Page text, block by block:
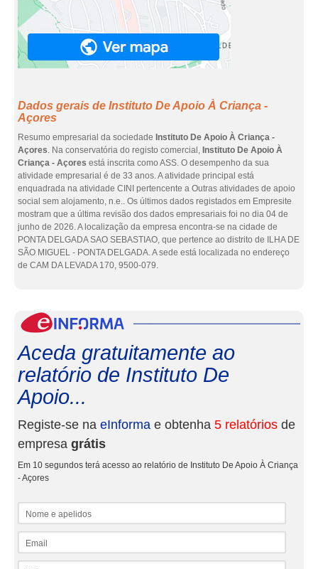
Dados gerais de Instituto De Apoio À Criança -
Açores
Resumo empresarial da sociedade Instituto De Apoio À Criança -
Açores. Na conservatória do registo comercial, Instituto De Apoio À
Criança - Açores está inscrita como ASS. O desempenho da sua
atividade empresarial é de 33 anos. A atividade principal está
enquadrada na atividade CINI pertencente a Outras atividades de apoio
social sem alojamento, n.e.. Os últimos dados registados em Empresite
mostram que a última revisão dos dados empresariais foi no dia 04 de
junho de 2026. A localização da empresa encontra-se na cidade de
PONTA DELGADA SAO SEBASTIAO, que pertence ao distrito de ILHA DE
SÃO MIGUEL - PONTA DELGADA. A sede está localizada no endereço
de CAM DA LEVADA 170, 9500-079.
Aceda gratuitamente ao
relatório de Instituto De
Apoio...
Registe-se na eInforma e obtenha 5 relatórios de
empresa grátis
Em 10 segundos terá acesso ao relatório de Instituto De Apoio À Criança
- Açores